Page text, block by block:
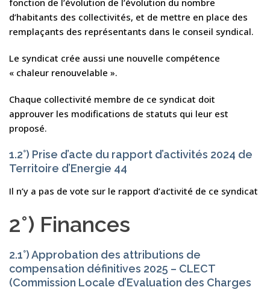
fonction de l’évolution de l’évolution du nombre
d’habitants des collectivités, et de mettre en place des
remplaçants des représentants dans le conseil syndical.
Le syndicat crée aussi une nouvelle compétence
« chaleur renouvelable ».
Chaque collectivité membre de ce syndicat doit
approuver les modifications de statuts qui leur est
proposé.
1.2°) Prise d’acte du rapport d’activités 2024 de
Territoire d’Energie 44
Il n’y a pas de vote sur le rapport d’activité de ce syndicat
2°) Finances
2.1°) Approbation des attributions de
compensation définitives 2025 – CLECT
(Commission Locale d’Evaluation des Charges